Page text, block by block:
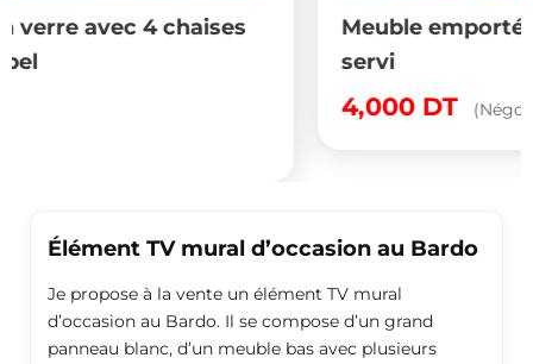
Meuble emporté d’Italie tout neuf
(Négociable)
Élément TV mural d’occasion au Bardo
Je propose à la vente un élément TV mural
d’occasion au Bardo. Il se compose d’un grand
panneau blanc, d’un meuble bas avec plusieurs